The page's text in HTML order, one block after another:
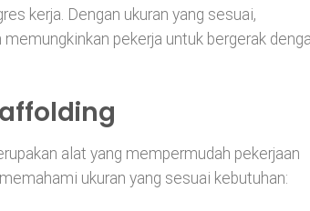
kerja. Dengan ukuran yang sesuai,
pekerja untuk bergerak
alat yang mempermudah pekerjaan
ukuran yang sesuai kebutuhan: